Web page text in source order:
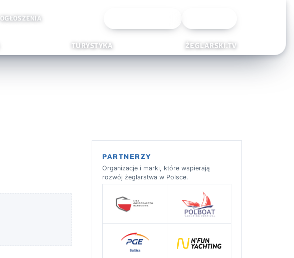
OGŁOSZENIA
TURYSTYKA ŻEGLARSKI.TV
PARTNERZY
Organizacje i marki, które wspierają
rozwój żeglarstwa w Polsce.